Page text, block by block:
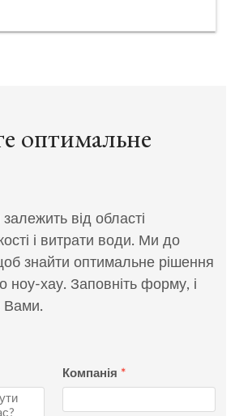
оптимальне
від області
і витрати води. Ми до
знайти оптимальне рішення
ноу-хау. Заповніть форму, і
Вами.
Компанія *